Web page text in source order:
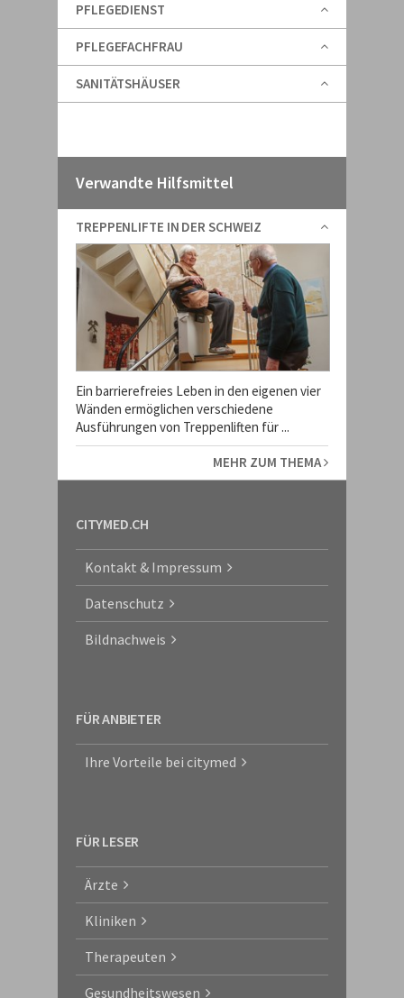
PFLEGEDIENST
PFLEGEFACHFRAU
SANITÄTSHÄUSER
Verwandte Hilfsmittel
TREPPENLIFTE IN DER SCHWEIZ
Ein barrierefreies Leben in den eigenen vier
Wänden ermöglichen verschiedene
Ausführungen von Treppenliften für ...
MEHR ZUM THEMA
CITYMED.CH
Kontakt & Impressum
Datenschutz
Bildnachweis
FÜR ANBIETER
Ihre Vorteile bei citymed
FÜR LESER
Ärzte
Kliniken
Therapeuten
Gesundheitswesen